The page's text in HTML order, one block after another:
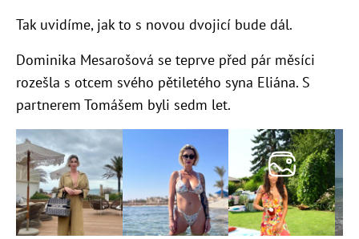
Tak uvidíme, jak to s novou dvojicí bude dál.
Dominika Mesarošová se teprve před pár měsíci
rozešla s otcem svého pětiletého syna Eliána. S
partnerem Tomášem byli sedm let.